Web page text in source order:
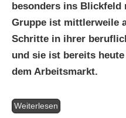
besonders ins Blickfeld
Gruppe ist mittlerweile
Schritte in ihrer
und sie ist bereits
dem Arbeitsmarkt.
Weiterlesen